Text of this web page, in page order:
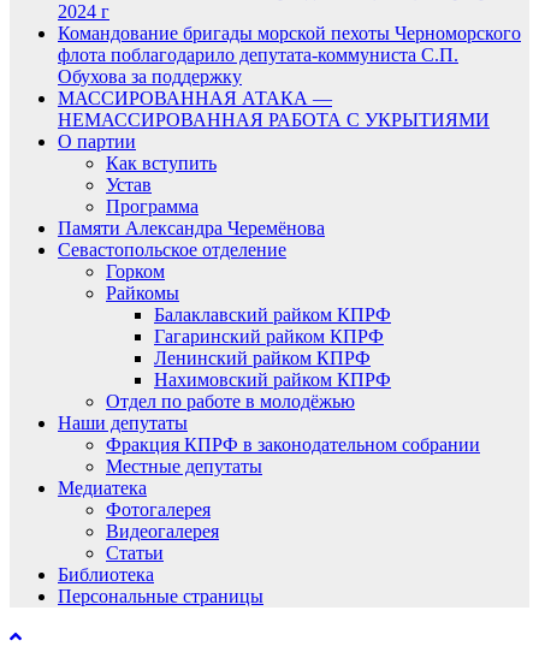
2024 г
Командование бригады морской пехоты Черноморского
флота поблагодарило депутата-коммуниста С.П.
Обухова за поддержку
МАССИРОВАННАЯ АТАКА —
НЕМАССИРОВАННАЯ РАБОТА С УКРЫТИЯМИ
О партии
Как вступить
Устав
Программа
Памяти Александра Черемёнова
Севастопольское отделение
Горком
Райкомы
Балаклавский райком КПРФ
Гагаринский райком КПРФ
Ленинский райком КПРФ
Нахимовский райком КПРФ
Отдел по работе в молодёжью
Наши депутаты
Фракция КПРФ в законодательном собрании
Местные депутаты
Медиатека
Фотогалерея
Видеогалерея
Статьи
Библиотека
Персональные страницы